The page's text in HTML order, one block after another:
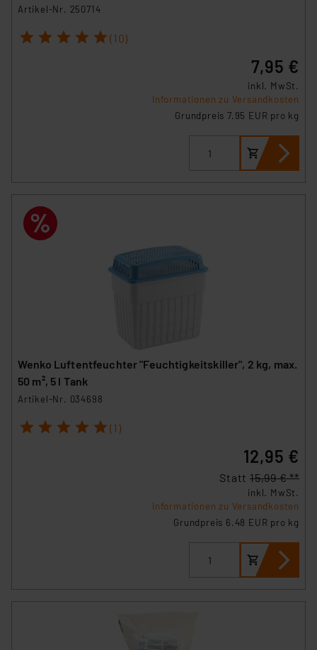
Artikel-Nr. 250714
1 2 3 4 5 (10)
7,95 €
inkl. MwSt.
Informationen zu Versandkosten
Grundpreis 7.95 EUR pro kg
Wenko Luftentfeuchter "Feuchtigkeitskiller", 2 kg, max.
50 m², 5 l Tank
Artikel-Nr. 034698
1 2 3 4 5 (1)
12,95 €
Statt 15,99 € **
inkl. MwSt.
Informationen zu Versandkosten
Grundpreis 6.48 EUR pro kg